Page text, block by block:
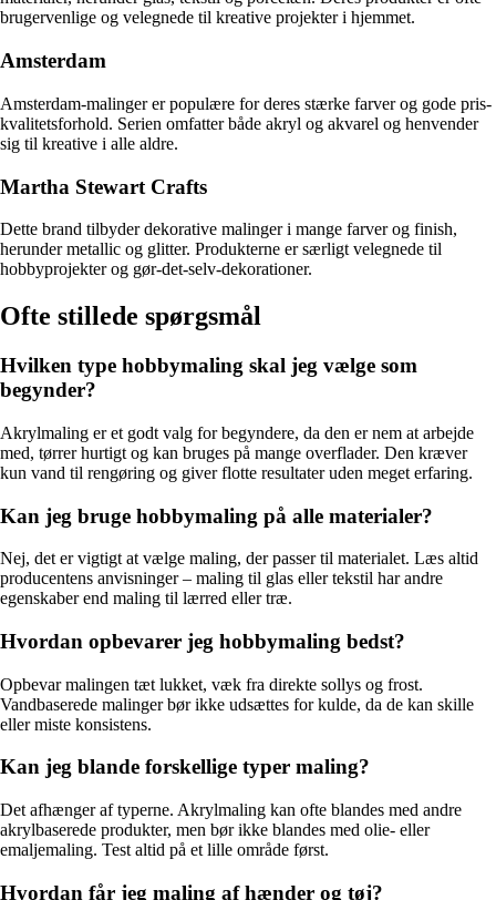
brugervenlige og velegnede til kreative projekter i hjemmet.
Amsterdam
Amsterdam-malinger er populære for deres stærke farver og gode pris-
kvalitetsforhold. Serien omfatter både akryl og akvarel og henvender
sig til kreative i alle aldre.
Martha Stewart Crafts
Dette brand tilbyder dekorative malinger i mange farver og finish,
herunder metallic og glitter. Produkterne er særligt velegnede til
hobbyprojekter og gør-det-selv-dekorationer.
Ofte stillede spørgsmål
Hvilken type hobbymaling skal jeg vælge som
begynder?
Akrylmaling er et godt valg for begyndere, da den er nem at arbejde
med, tørrer hurtigt og kan bruges på mange overflader. Den kræver
kun vand til rengøring og giver flotte resultater uden meget erfaring.
Kan jeg bruge hobbymaling på alle materialer?
Nej, det er vigtigt at vælge maling, der passer til materialet. Læs altid
producentens anvisninger – maling til glas eller tekstil har andre
egenskaber end maling til lærred eller træ.
Hvordan opbevarer jeg hobbymaling bedst?
Opbevar malingen tæt lukket, væk fra direkte sollys og frost.
Vandbaserede malinger bør ikke udsættes for kulde, da de kan skille
eller miste konsistens.
Kan jeg blande forskellige typer maling?
Det afhænger af typerne. Akrylmaling kan ofte blandes med andre
akrylbaserede produkter, men bør ikke blandes med olie- eller
emaljemaling. Test altid på et lille område først.
Hvordan får jeg maling af hænder og tøj?